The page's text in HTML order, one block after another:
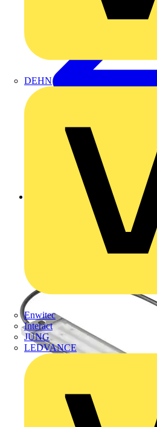
DEHN
Enwitec
Interact
JUNG
LEDVANCE
Zurück zu Produkte